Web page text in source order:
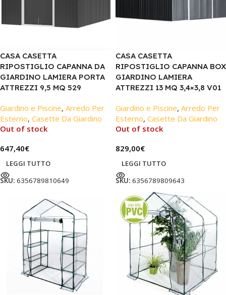
CASA CASETTA
RIPOSTIGLIO CAPANNA DA
GIARDINO LAMIERA PORTA
ATTREZZI 9,5 MQ 529
Giardino e Piscine, Arredo Per
Esterno, Casette Da Giardino
Out of stock
647,40€
LEGGI TUTTO
SKU: 6356789810649
CASA CASETTA
RIPOSTIGLIO CAPANNA BOX
GIARDINO LAMIERA
ATTREZZI 13 MQ 3,4×3,8 V01
Giardino e Piscine, Arredo Per
Esterno, Casette Da Giardino
Out of stock
829,00€
LEGGI TUTTO
SKU: 6356789809643